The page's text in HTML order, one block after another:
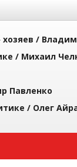
/
/ Михаил
Павленко
/ Олег